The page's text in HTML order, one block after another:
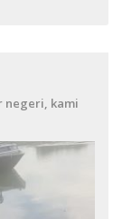
negeri, kami